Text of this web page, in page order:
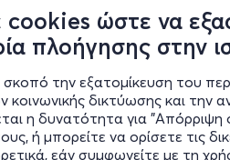
ώστε να
πλοήγησης στην
την εξατομίκευση του
κοινωνικής δικτύωσης και την
η δυνατότητα για
ή μπορείτε να ορίσετε τις
εάν συμφωνείτε με τη
Πολιτική
Νομική
Blog
Οικονομικά
Πολιτικές